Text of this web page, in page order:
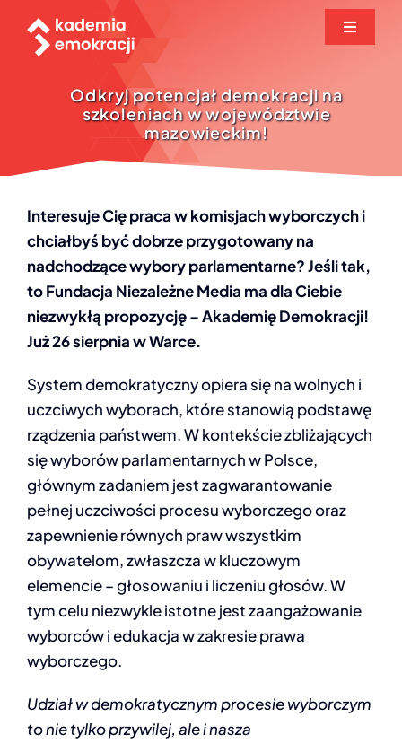
zawartości
Toggle
Seminaria
Zgłoszenie
INFOLINIA
Odkryj potencjał demokracji na
szkoleniach w województwie
mazowieckim!
Interesuje Cię praca w komisjach wyborczych i
chciałbyś być dobrze przygotowany na
nadchodzące wybory parlamentarne? Jeśli tak,
to Fundacja Niezależne Media ma dla Ciebie
niezwykłą propozycję – Akademię Demokracji!
Już 26 sierpnia w Warce.
System demokratyczny opiera się na wolnych i
uczciwych wyborach, które stanowią podstawę
rządzenia państwem. W kontekście zbliżających
się wyborów parlamentarnych w Polsce,
głównym zadaniem jest zagwarantowanie
pełnej uczciwości procesu wyborczego oraz
zapewnienie równych praw wszystkim
obywatelom, zwłaszcza w kluczowym
elemencie – głosowaniu i liczeniu głosów. W
tym celu niezwykle istotne jest zaangażowanie
wyborców i edukacja w zakresie prawa
wyborczego.
Udział w demokratycznym procesie wyborczym
to nie tylko przywilej, ale i nasza